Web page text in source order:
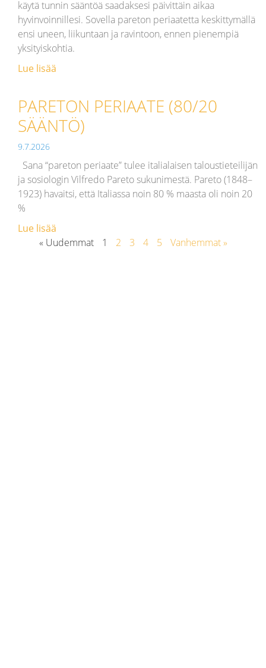
käytä tunnin sääntöä saadaksesi päivittäin aikaa
hyvinvoinnillesi. Sovella pareton periaatetta keskittymällä
ensi uneen, liikuntaan ja ravintoon, ennen pienempiä
yksityiskohtia.
Lue lisää
PARETON PERIAATE (80/20
SÄÄNTÖ)
9.7.2026
Sana “pareton periaate” tulee italialaisen taloustieteilijän
ja sosiologin Vilfredo Pareto sukunimestä. Pareto (1848–
1923) havaitsi, että Italiassa noin 80 % maasta oli noin 20
%
Lue lisää
« Uudemmat
1 2 3 4 5 Vanhemmat »